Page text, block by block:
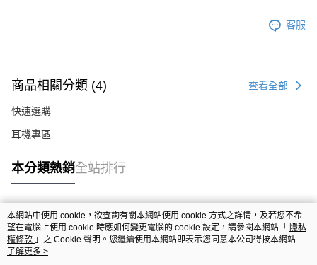
客服
商品相關分類 (4) 查看全部
快速選購
耳機專區
本分類熱銷全站排行
熱門標籤
本網站中使用 cookie，欲查詢有關本網站使用 cookie 方式之詳情，及若您不希
望在電腦上使用 cookie 時應如何變更電腦的 cookie 設定，請參閱本網站「 隱私
權條款 」之 Cookie 聲明。您繼續使用本網站即表示您同意本公司得按本網站使
用條款之 Cookie 聲明使用 cookie。
了解更多 >